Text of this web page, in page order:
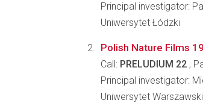
Principal investigator:
Uniwersytet Łódzki
Polish Nature Films
Call: PRELUDIUM 22 ,
Principal investigator:
Uniwersytet